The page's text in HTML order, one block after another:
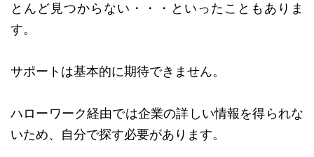
とんど見つからない・・・といったこともありま
す。
サポートは基本的に期待できません。
ハローワーク経由では企業の詳しい情報を得られな
いため、自分で探す必要があります。